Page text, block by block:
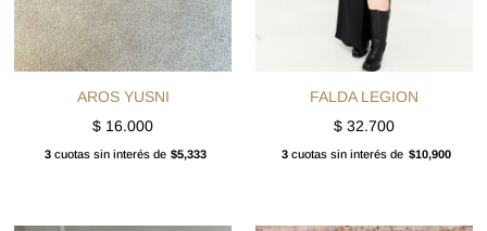
AROS YUSNI
$ 16.000
3cuotas sin interés de $5,333
FALDA LEGION
$32.700
3 cuotas sin interés de $10,900